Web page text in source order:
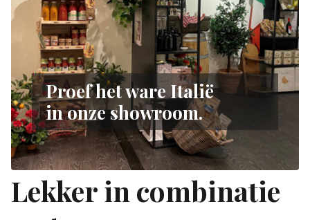
Proef het ware Italië
in onze showroom.
Lekker in combinatie